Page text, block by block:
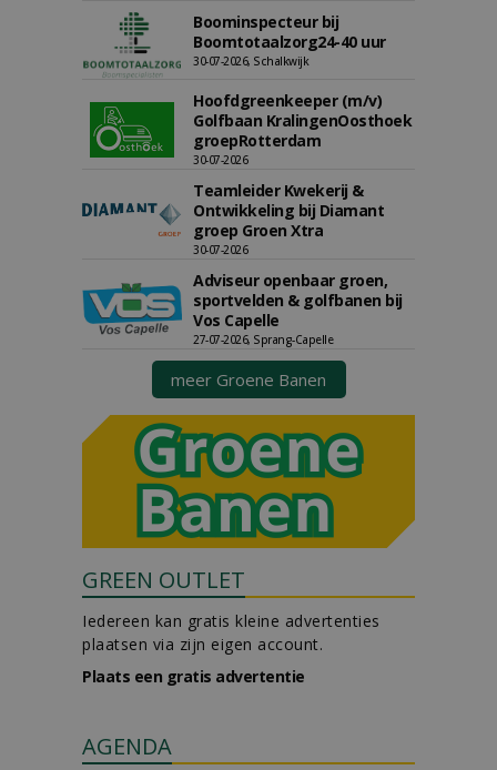
Boominspecteur bij
Boomtotaalzorg24-40 uur
30-07-2026, Schalkwijk
Hoofdgreenkeeper (m/v)
Golfbaan KralingenOosthoek
groepRotterdam
30-07-2026
Teamleider Kwekerij &
Ontwikkeling bij Diamant
groep Groen Xtra
30-07-2026
Adviseur openbaar groen,
sportvelden & golfbanen bij
Vos Capelle
27-07-2026, Sprang-Capelle
meer Groene Banen
GREEN OUTLET
Iedereen kan gratis kleine advertenties
plaatsen via zijn eigen account.
Plaats een gratis advertentie
AGENDA